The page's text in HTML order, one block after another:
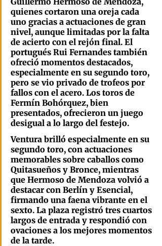
quienes cortaron una oreja cada
uno gracias a actuaciones de gran
nivel, aunque limitadas por la falta
de acierto con el rejón final. El
portugués Rui Fernandes también
ofreció momentos destacados,
especialmente en su segundo toro,
pero se vio privado de trofeos por
fallos con el acero. Los toros de
Fermín Bohórquez, bien
presentados, ofrecieron un juego
desigual a lo largo del festejo.
Ventura brilló especialmente en su
segundo toro, con actuaciones
memorables sobre caballos como
Quitasueños y Bronce, mientras
que Hermoso de Mendoza volvió a
destacar con Berlín y Esencial,
firmando una faena vibrante en el
sexto. La plaza registró tres cuartos
largos de entrada y respondió con
ovaciones a los mejores momentos
de la tarde.